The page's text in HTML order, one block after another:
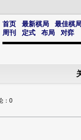
首页 最新棋局 最佳棋
周刊
定式 布局 对弈
：0